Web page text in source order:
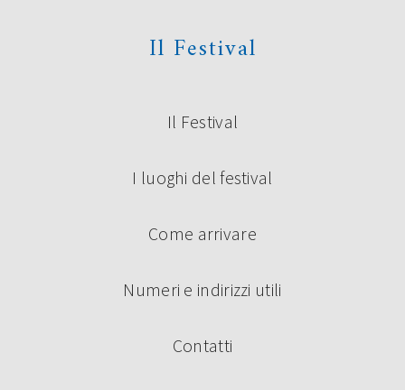
Il Festival
Il Festival
I luoghi del festival
Come arrivare
Numeri e indirizzi utili
Contatti